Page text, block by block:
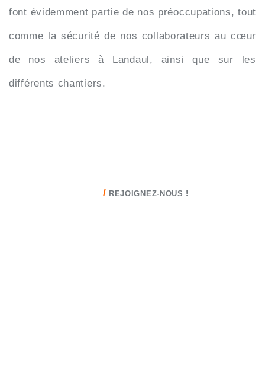
font évidemment partie de nos préoccupations, tout
comme la sécurité de nos collaborateurs au cœur
de nos ateliers à Landaul, ainsi que sur les
différents chantiers.
/ REJOIGNEZ-NOUS !